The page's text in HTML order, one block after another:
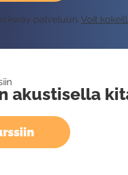
palveluun. Voit
akustisella